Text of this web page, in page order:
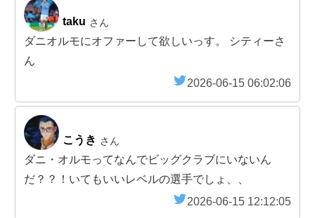
taku さん
ダニオルモにオファーして欲しいっす。 シティーさ
ん
2026-06-15 06:02:06
こうき さん
ダニ・オルモってなんでビッグクラブにいないん
だ？？！いてもいいレベルの選手でしょ、、
2026-06-15 12:12:05